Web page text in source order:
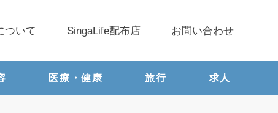
医療・健康 旅行 求人
ついて SingaLife配布店 お問い合わせ